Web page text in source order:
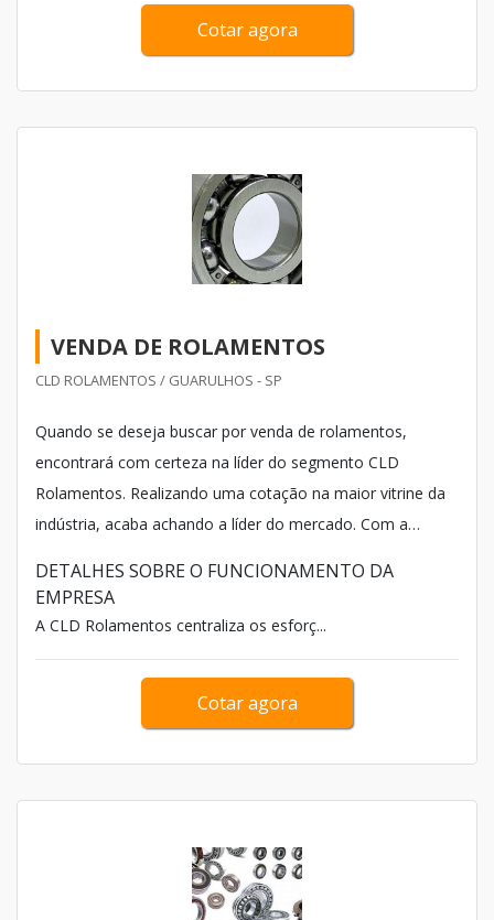
Cotar agora
VENDA DE ROLAMENTOS
CLD ROLAMENTOS / GUARULHOS - SP
Quando se deseja buscar por venda de rolamentos,
encontrará com certeza na líder do segmento CLD
Rolamentos. Realizando uma cotação na maior vitrine da
indústria, acaba achando a líder do mercado. Com a
comprometimento com os resultados dos clientes.
DETALHES SOBRE O FUNCIONAMENTO DA
EMPRESA
A CLD Rolamentos centraliza os esforç...
Cotar agora